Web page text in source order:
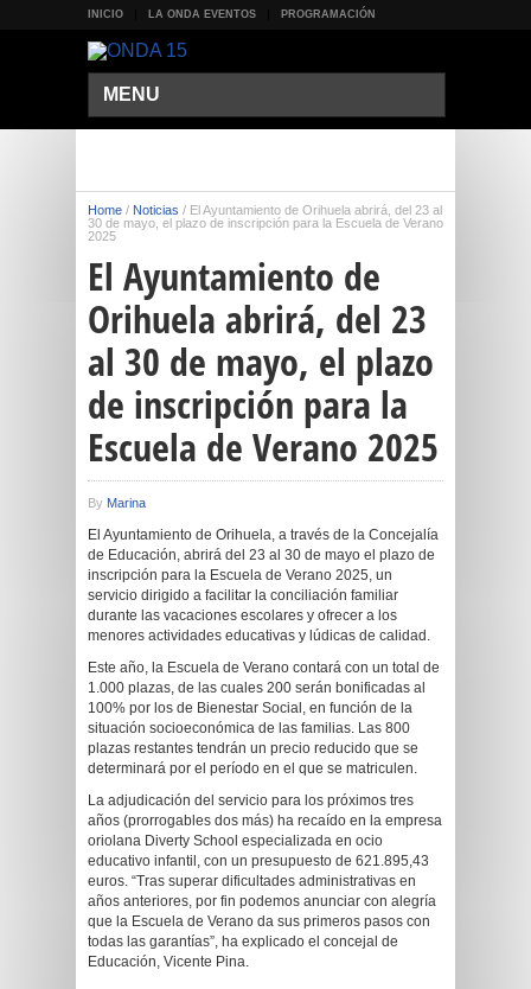
INICIO LA ONDA EVENTOS PROGRAMACIÓN
MENU
Home / Noticias / El Ayuntamiento de Orihuela abrirá, del 23 al
30 de mayo, el plazo de inscripción para la Escuela de Verano
2025
El Ayuntamiento de
Orihuela abrirá, del 23
al 30 de mayo, el plazo
de inscripción para la
Escuela de Verano 2025
By Marina
El Ayuntamiento de Orihuela, a través de la Concejalía
de Educación, abrirá del 23 al 30 de mayo el plazo de
inscripción para la Escuela de Verano 2025, un
servicio dirigido a facilitar la conciliación familiar
durante las vacaciones escolares y ofrecer a los
menores actividades educativas y lúdicas de calidad.
Este año, la Escuela de Verano contará con un total de
1.000 plazas, de las cuales 200 serán bonificadas al
100% por los de Bienestar Social, en función de la
situación socioeconómica de las familias. Las 800
plazas restantes tendrán un precio reducido que se
determinará por el período en el que se matriculen.
La adjudicación del servicio para los próximos tres
años (prorrogables dos más) ha recaído en la empresa
oriolana Diverty School especializada en ocio
educativo infantil, con un presupuesto de 621.895,43
euros. “Tras superar dificultades administrativas en
años anteriores, por fin podemos anunciar con alegría
que la Escuela de Verano da sus primeros pasos con
todas las garantías”, ha explicado el concejal de
Educación, Vicente Pina.